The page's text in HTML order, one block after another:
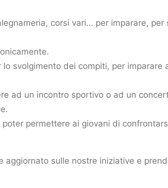
corsi vari… per imparare, per
svolgimento dei compiti, per imparare
ad un incontro sportivo o ad un
permettere ai giovani di
aggiornato sulle nostre iniziative e